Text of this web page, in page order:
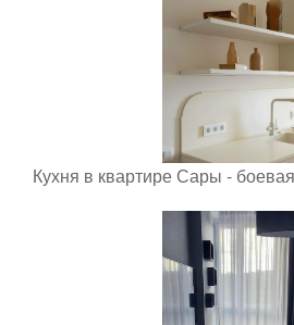
Кухня в квартире Сары -